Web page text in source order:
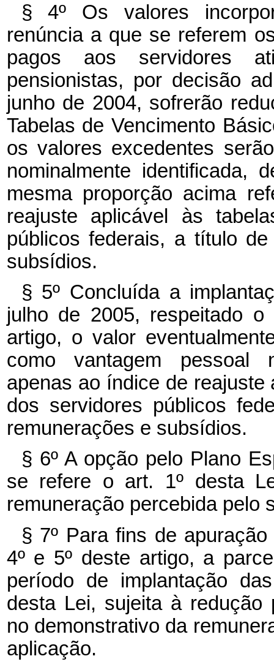
§ 4º Os valores
renúncia a que se referem
pagos aos servidores
pensionistas, por decisão
junho de 2004, sofrerão
Tabelas de Vencimento
os valores excedentes
nominalmente identificada,
mesma proporção acima
reajuste aplicável às
públicos federais, a título
subsídios.
§ 5º Concluída a
julho de 2005, respeitado
artigo, o valor
como vantagem pessoal
apenas ao índice de
dos servidores públicos
remunerações e subsídios.
§ 6º A opção pelo Plano
se refere o art. 1º desta
remuneração percebida pelo
§ 7º Para fins de
4º e 5º deste artigo, a
período de implantação
desta Lei, sujeita à redução
no demonstrativo da
aplicação.